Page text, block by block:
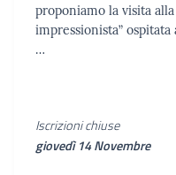
proponiamo la visita
impressionista” ospitata
…
Iscrizioni chiuse
giovedì 14 Novembre